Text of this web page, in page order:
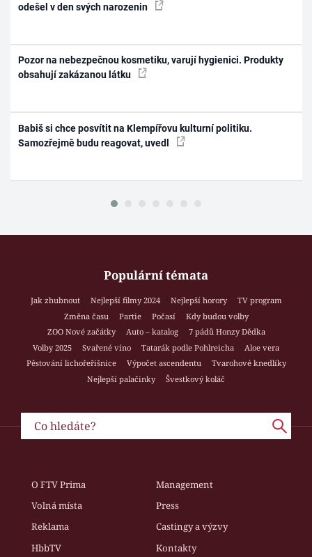
odešel v den svých narozenin
Pozor na nebezpečnou kosmetiku, varují hygienici. Produkty
obsahují zakázanou látku
Babiš si chce posvítit na Klempířovu kulturní politiku.
Samozřejmě budu reagovat, uvedl
Populární témata
Jak zhubnout Nejlepší filmy 2024 Nejlepší horory
TV program
Změna času
Partie Počasí
Kdy budou volby
ZOO Nové začátky
Auto – katalog
7 pádů Honzy Dědka
Volby 2025
Svařené víno Tatarák podle Pohlreicha
Aloe vera
Pěstování lichořeřišnice
Výpočet ascendentu
Tvarohové knedlíky
Nejlepší palačinky
Švestkový koláč
O FTV Prima
Management
Volná místa
Press
Reklama
Castingy a výzvy
HbbTV
Kontakty